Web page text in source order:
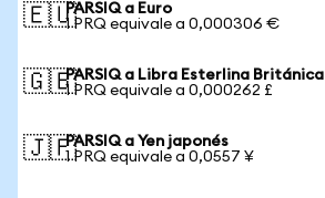
🇪🇺PARSIQ a Euro
1 PRQ equivale a 0,000306 €
🇬🇧PARSIQ a Libra Esterlina Británica
1 PRQ equivale a 0,000262 £
🇯🇵PARSIQ a Yen japonés
1 PRQ equivale a 0,0557 ¥